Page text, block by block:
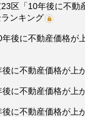
23区「10年後に不
ンキング
後に不動産価格が
後に不動産価格が上
に不動産価格が上
に不動産価格が上